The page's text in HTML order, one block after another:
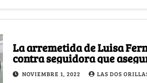
La arremetida de Luisa
contra seguidora que
cuerpo postparto es un
NOVIEMBRE 1, 2022 LAS DOS